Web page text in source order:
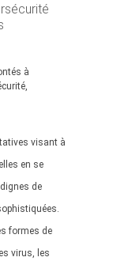
à
visant à
en se
de
formes de
virus, les